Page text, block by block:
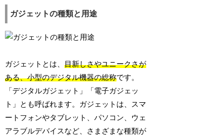
ガジェットの種類と用途
ガジェットとは、目新しさやユニークさが
ある、小型のデジタル機器の総称です。
「デジタルガジェット」「電子ガジェッ
ト」とも呼ばれます。ガジェットは、スマ
ートフォンやタブレット、パソコン、ウェ
アラブルデバイスなど、さまざまな種類が